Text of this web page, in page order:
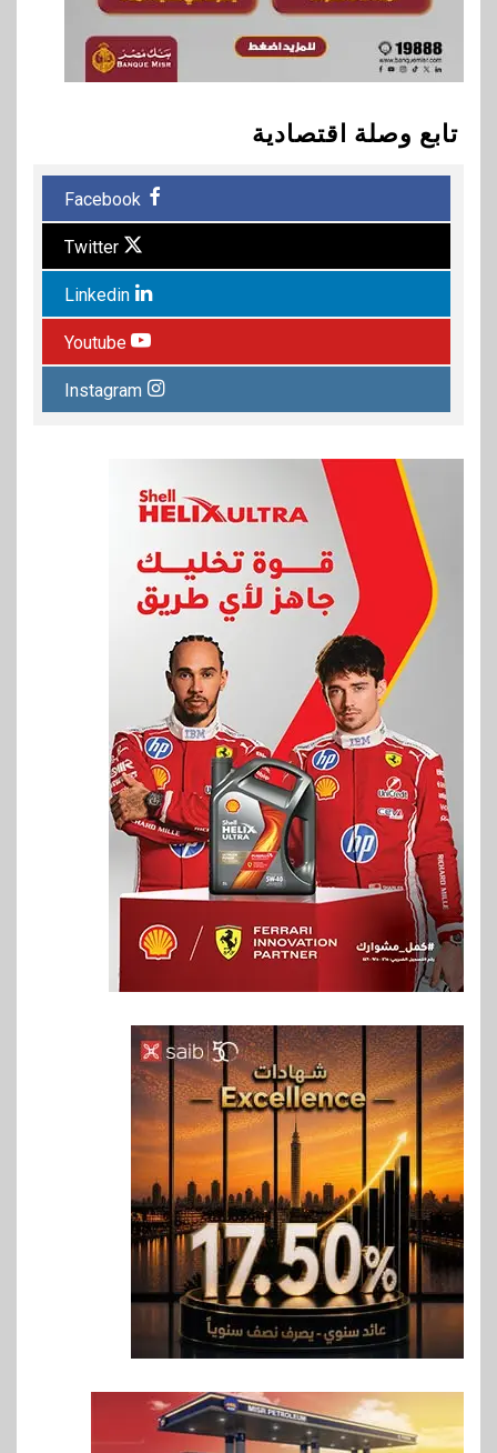
تابع وصلة اقتصادية
Facebook
Twitter
Linkedin
Youtube
Instagram
6 بنوك رياضة
وزير الشباب والرياضة يلتقي
بالرئيس التنفيذي والعضو المنتدب
لبنك saib لبحث تعزيز التعاون
المشترك
7
اخبار
حماقي يشعل سعادة ساحل في
رأس الحكمة.. وبوسي مفاجأة
الحفل
8
اقتصاد
وزيرا التخطيط والبترول يبحثان